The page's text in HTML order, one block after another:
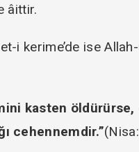
âittir.
i kerime’de ise
kasten öldürürse,
cehennemdir.”